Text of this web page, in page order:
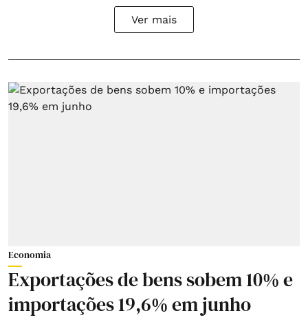
Ver mais
Economia
Exportações de bens sobem 10% e
importações 19,6% em junho